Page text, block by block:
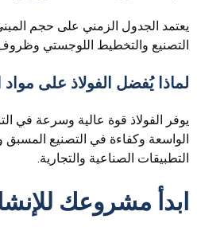
يعتمد الجدول الزمني على حجم
التصنيع والتخطيط اللوجستي
لماذا يُفضل الفولاذ على مواد
يوفر الفولاذ قوة عالية وسرعة في
الواسعة وكفاءة في التصنيع المسبق
التطبيقات الصناعية والتجارية.
ابدأ مشروعك